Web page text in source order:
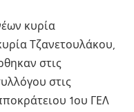
κυρία
Τζανετουλάκου,
στις
στις
1ου ΓΕΛ